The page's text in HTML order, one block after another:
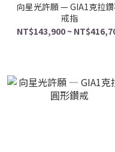
向星光許願 — GIA1克拉
戒指
NT$143,900 ~